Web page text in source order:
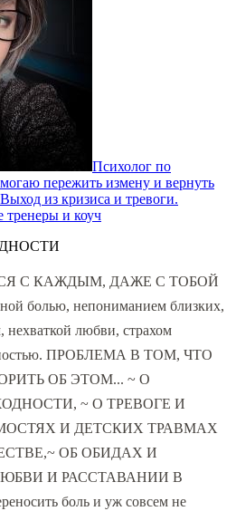
Психолог по
пережить измену и вернуть
из кризиса и тревоги.
тренеры и коуч
С КАЖДЫМ, ДАЖЕ С ТОБОЙ
болью, непониманием близких,
нехваткой любви, страхом
ПРОБЛЕМА В ТОМ, ЧТО
ОБ ЭТОМ... ~ О
~ О ТРЕВОГЕ И
И ДЕТСКИХ ТРАВМАХ
ОБ ОБИДАХ И
И РАССТАВАНИИ В
боль и уж совсем не